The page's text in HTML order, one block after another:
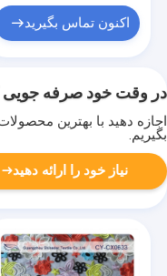
اکنون تماس بگیرید
در وقت خود صرفه جویی
اجازه دهید با بهترین
بگیریم.
نیاز خود را ارائه دهید